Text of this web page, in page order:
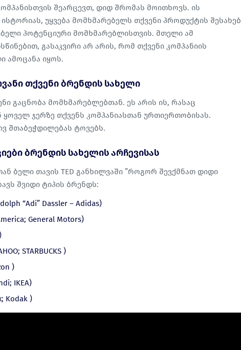
შეარცევთ, დიდ შრომას მოითხოვს. ის
უყვება მომხმარებელს თქვენი პროდუქტის შესახებ
პოტენციური მომხმარებლისთვის. მთელი ამ
გასაკვირი არ არის, რომ თქვენი კომპანიის
ამოცანა იყოს.
თქვენი ბრენდის სახელი
გაცნობა მომხმარებლებთან. ეს არის ის, რასაც
ჯერზე თქვენს კომპანიასთან ურთიერთობისას.
შთაბეჭდილებას ტოვებს.
ბრენდის სახელის არჩევისას
ბელი თავის TED განხილვაში ”როგორ შევქმნათ დიდი
შვიდი ტიპის ბრენდს:
“Adi” Dassler – Adidas)
General Motors)
STARBUCKS )
)
IKEA)
Kodak )